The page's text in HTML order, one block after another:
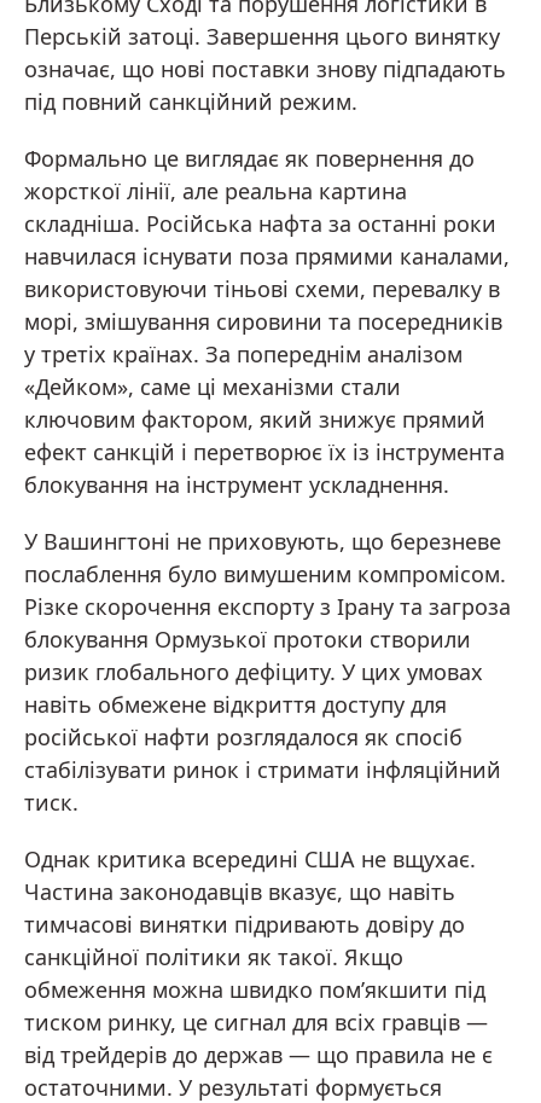
Перській затоці. Завершення цього винятку
означає, що нові поставки знову підпадають
під повний санкційний режим.
Формально це виглядає як повернення до
жорсткої лінії, але реальна картина
складніша. Російська нафта за останні роки
навчилася існувати поза прямими каналами,
використовуючи тіньові схеми, перевалку в
морі, змішування сировини та посередників
у третіх країнах. За попереднім аналізом
«Дейком», саме ці механізми стали
ключовим фактором, який знижує прямий
ефект санкцій і перетворює їх із інструмента
блокування на інструмент ускладнення.
У Вашингтоні не приховують, що березневе
послаблення було вимушеним компромісом.
Різке скорочення експорту з Ірану та загроза
блокування Ормузької протоки створили
ризик глобального дефіциту. У цих умовах
навіть обмежене відкриття доступу для
російської нафти розглядалося як спосіб
стабілізувати ринок і стримати інфляційний
тиск.
Однак критика всередині США не вщухає.
Частина законодавців вказує, що навіть
тимчасові винятки підривають довіру до
санкційної політики як такої. Якщо
обмеження можна швидко пом’якшити під
тиском ринку, це сигнал для всіх гравців —
від трейдерів до держав — що правила не є
остаточними. У результаті формується